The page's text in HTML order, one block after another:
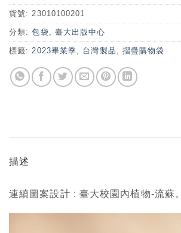
貨號: 23010100201
分類:包袋 臺大出版中心
標籤: 2023畢業季 台灣製品 摺疊購物袋
描述
連續圖案設計 : 臺大校園內植物-流蘇。